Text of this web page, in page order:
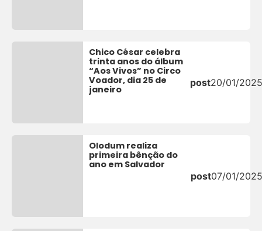
Chico César celebra
trinta anos do álbum
“Aos Vivos” no Circo
Voador, dia 25 de
janeiro
post20/01/
Olodum realiza
primeira bênção do
ano em Salvador
post07/01/2025